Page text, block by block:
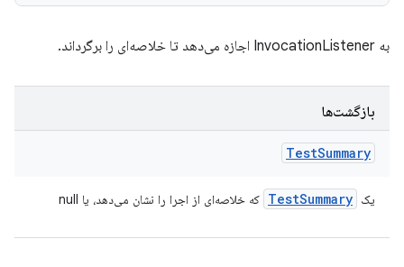
به InvocationListener اجازه می‌دهد تا خلاصه‌ای را برگرداند.
بازگشت‌ها
TestSummary
یک TestSummary که خلاصه‌ای از اجرا را نشان می‌دهد، یا null